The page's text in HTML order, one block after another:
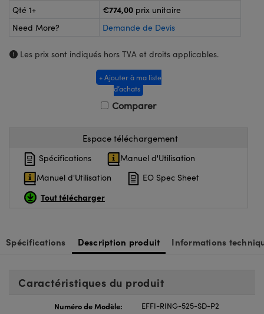
ou Coupleurs
de Poche ou à Mesure Directe
pour Caméras
Optiques Lightpath
Labs™
Gratings™
Qté 1+ €774,00 prix unitaire
Need More?
Demande de Devis
Les prix sont indiqués hors TVA et droits applicables.
+ Ajouter à ma liste
d’achats
Comparer
Espace téléchargement
Spécifications
Manuel d'Utilisation
Manuel d'Utilisation
EO Spec Sheet
Tout télécharger
Spécifications Description produit Informations
Caractéristiques du produit
Numéro de Modèle:
EFFI-RING-525-SD-P2